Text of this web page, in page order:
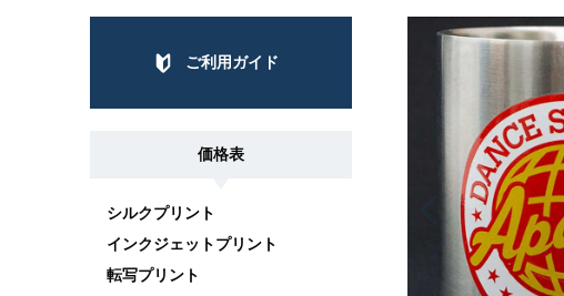
ご利用ガイド
価格表
シルクプリント
インクジェットプリント
転写プリント